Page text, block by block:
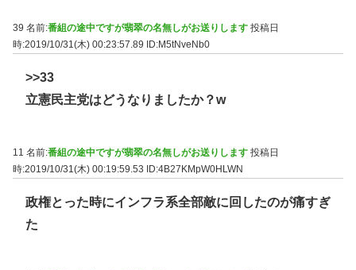
39 名前:番組の途中ですが翡翠の名無しがお送りします 投稿日
時:2019/10/31(木) 00:23:57.89
ID:M5tNveNb0
>>33
立憲民主党はどうなりましたか？w
11 名前:番組の途中ですが翡翠の名無しがお送りします 投稿日
時:2019/10/31(木) 00:19:59.53
ID:4B27KMpW0HLWN
政権とった時にインフラ系全部敵に回したのが痛すぎ
た